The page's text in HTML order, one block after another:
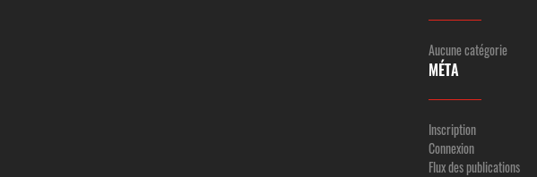
Aucune catégorie
MÉTA
Inscription
Connexion
Flux des publications